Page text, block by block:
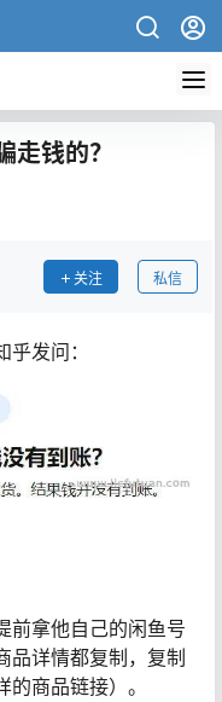
走钱的？
关注 私信
发问：
前拿他自己的闲鱼号
品详情都复制，复制
商品链接）。